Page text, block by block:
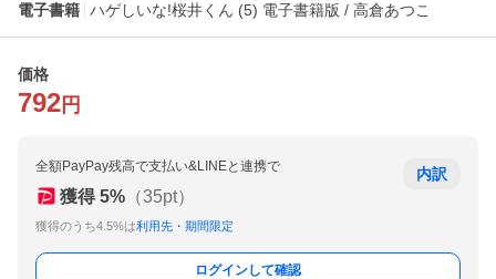
電子書籍 ハゲしいな!桜井くん (5) 電子書籍版 / 高倉あつこ
価格
792 円
全額PayPay残高で支払い&LINEと連携で
獲得 5% （35pt）
獲得のうち4.5%は利用先・期間限定
内訳
ログインして確認